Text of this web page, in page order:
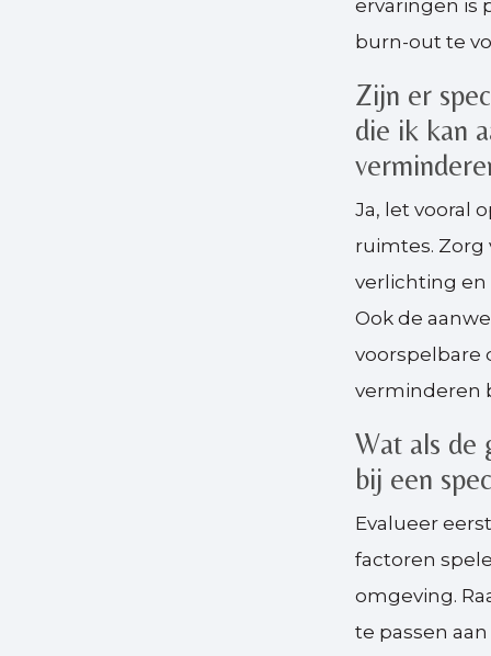
ervaringen is
burn-out te
Zijn er
die ik kan
Ja, let vooral
ruimtes.
verlichting en
Ook de
voorspelbare
verminderen
Wat als de
bij een
Evalueer
factoren
omgeving.
te passen